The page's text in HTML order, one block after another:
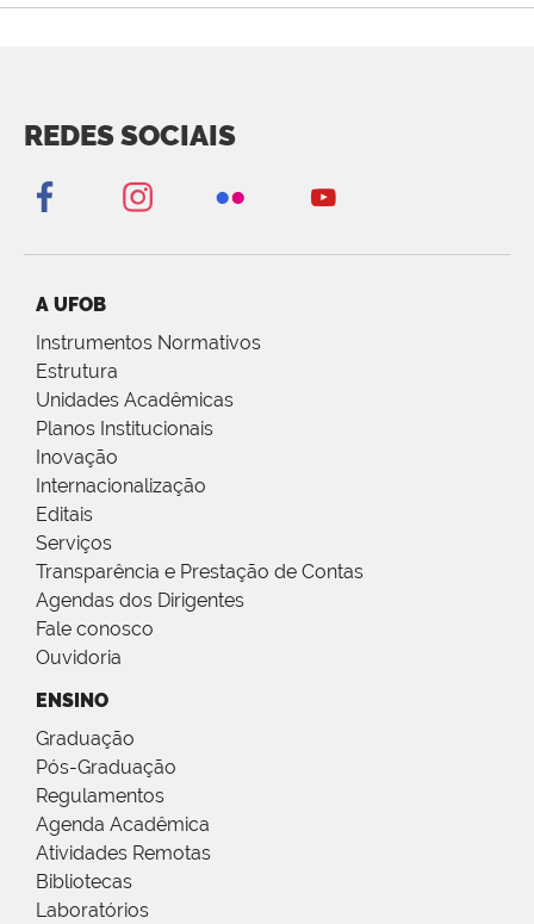
REDES SOCIAIS
A UFOB
Instrumentos Normativos
Estrutura
Unidades Acadêmicas
Planos Institucionais
Inovação
Internacionalização
Editais
Serviços
Transparência e Prestação de Contas
Agendas dos Dirigentes
Fale conosco
Ouvidoria
ENSINO
Graduação
Pós-Graduação
Regulamentos
Agenda Acadêmica
Atividades Remotas
Bibliotecas
Laboratórios